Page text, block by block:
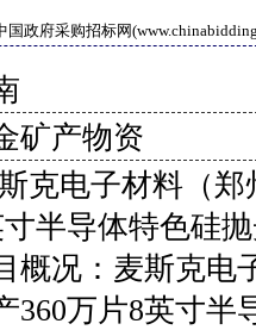
国政府采购招标网
矿产物资
克电子材料（
寸半导体特色硅
概况：麦斯克电
360万片8英寸半